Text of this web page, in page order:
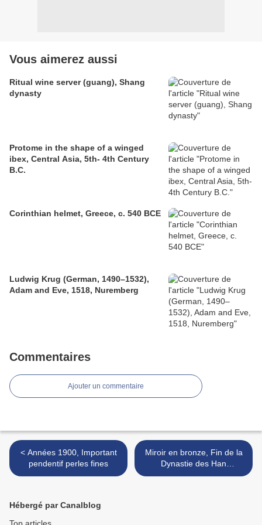
Vous aimerez aussi
Ritual wine server (guang), Shang
dynasty
Protome in the shape of a winged
ibex, Central Asia, 5th- 4th Century
B.C.
Corinthian helmet, Greece, c. 540 BCE
Ludwig Krug (German, 1490–1532),
Adam and Eve, 1518, Nuremberg
Commentaires
Ajouter un commentaire
< Années 1900, Important
pendentif perles fines
Miroir en bronze, Fin de la
Dynastie des Han
Orientaux, ca. IIe-IIIe siècle
Hébergé par Canalblog